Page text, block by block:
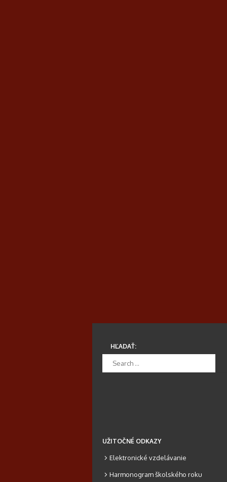
HĽADAŤ:
UŽITOČNÉ ODKAZY
Elektronické vzdelávanie
Harmonogram školského roku